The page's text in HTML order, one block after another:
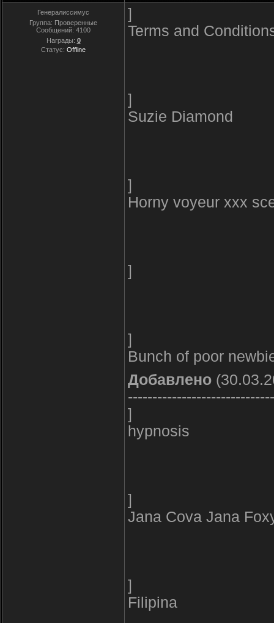
Генералиссимус
Группа: Проверенные
Сообщений: 4100
Награды: 0
Статус: Offline
]
Terms and
]
Suzie Diamond
]
Horny voyeur xxx
]
]
Bunch of poor
Добавлено
]
hypnosis
]
Jana Cova Jana
]
Filipina